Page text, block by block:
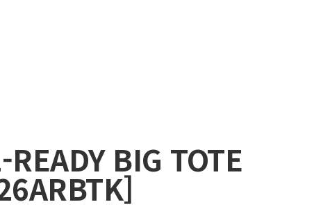
BIG TOTE